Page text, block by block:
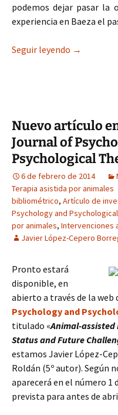
podemos dejar pasar la
experiencia en Baeza el
Seguir leyendo Curso de
→
Nuevo artículo
Journal of
Psychological
6 de febrero de 2014
Terapia asistida por animales
bibliométrico, Artículo de
Psychology and
por animales, Intervenciones
Javier López-Cepero
Pronto estará
disponible, en
abierto a través de la web
Psychology and
titulado «Animal-
Status and Future
estamos Javier López-
Roldán (5º autor). Según
aparecerá en el número 1
prevista para antes de